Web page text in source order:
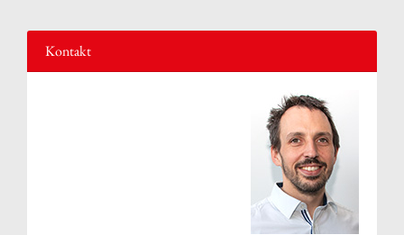
Kontakt